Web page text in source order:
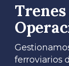
Nación
ferroviarios